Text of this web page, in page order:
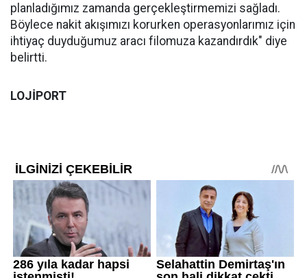
planladığımız zamanda gerçekleştirmemizi sağladı.
Böylece nakit akışımızı korurken operasyonlarımız için
ihtiyaç duyduğumuz aracı filomuza kazandırdık" diye
belirtti.
LOJİPORT